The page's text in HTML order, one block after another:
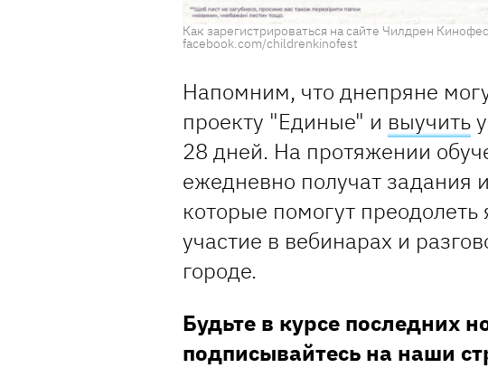
Как зарегистрироваться на сайте Чилдрен
facebook.com/childrenkinofest
Напомним, что днепряне
проекту "Единые" и выучить
28 дней. На протяжении
ежедневно получат задания
которые помогут
участие в вебинарах и
городе.
Будьте в курсе последних
подписывайтесь на наши